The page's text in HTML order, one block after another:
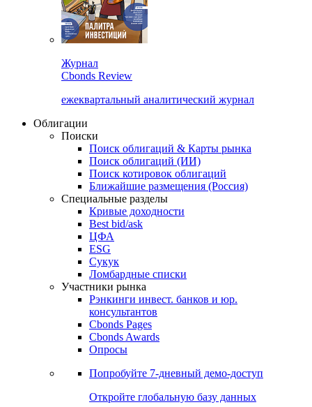
Журнал
Cbonds Review
ежеквартальный аналитический журнал
Облигации
Поиски
Поиск облигаций & Карты рынка
Поиск облигаций (ИИ)
Поиск котировок облигаций
Ближайшие размещения (Россия)
Специальные разделы
Кривые доходности
Best bid/ask
ЦФА
ESG
Сукук
Ломбардные списки
Участники рынка
Рэнкинги инвест. банков и юр.
консультантов
Cbonds Pages
Cbonds Awards
Опросы
Попробуйте 7-дневный демо-доступ
Откройте глобальную базу данных